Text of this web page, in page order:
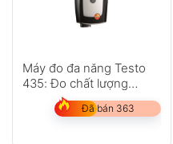
Máy đo đa năng Testo
435: Đo chất lượng
không khí
Đã bán 363